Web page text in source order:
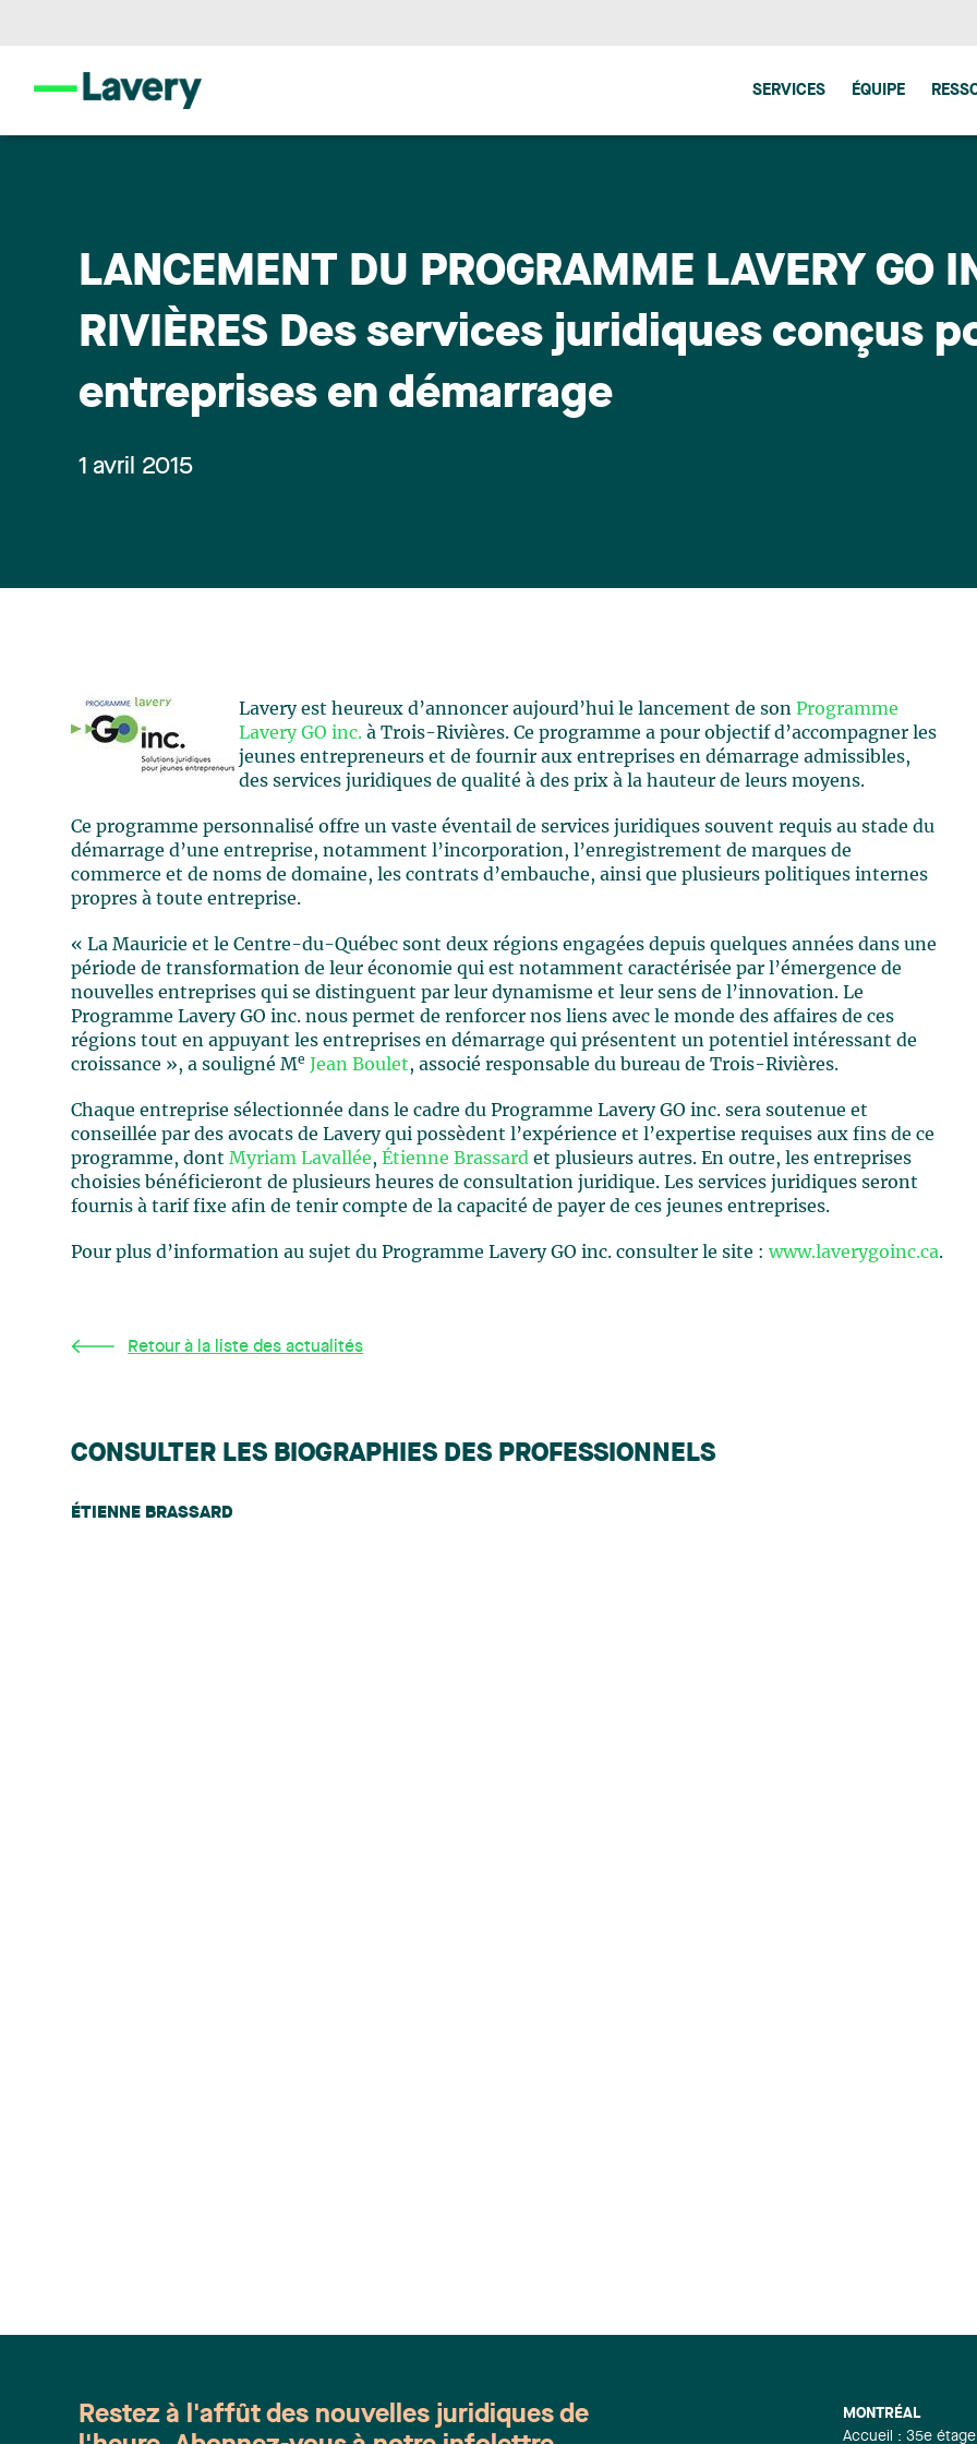
SERVICES ÉQUIPE
LANCEMENT DU PROGRAMME LAVERY GO
RIVIÈRES Des services juridiques conçus
entreprises en démarrage
1 avril 2015
Lavery est heureux d’annoncer aujourd’hui le lancement de son Programme
Lavery GO inc. à Trois-Rivières. Ce programme a pour objectif d’accompagner les
jeunes entrepreneurs et de fournir aux entreprises en démarrage admissibles,
des services juridiques de qualité à des prix à la hauteur de leurs moyens.
Ce programme personnalisé offre un vaste éventail de services juridiques souvent requis au stade du
démarrage d’une entreprise, notamment l’incorporation, l’enregistrement de marques de
commerce et de noms de domaine, les contrats d’embauche, ainsi que plusieurs politiques internes
propres à toute entreprise.
« La Mauricie et le Centre-du-Québec sont deux régions engagées depuis quelques années dans une
période de transformation de leur économie qui est notamment caractérisée par l’émergence de
nouvelles entreprises qui se distinguent par leur dynamisme et leur sens de l’innovation. Le
Programme Lavery GO inc. nous permet de renforcer nos liens avec le monde des affaires de ces
régions tout en appuyant les entreprises en démarrage qui présentent un potentiel intéressant de
croissance », a souligné Me Jean Boulet, associé responsable du bureau de Trois-Rivières.
Chaque entreprise sélectionnée dans le cadre du Programme Lavery GO inc. sera soutenue et
conseillée par des avocats de Lavery qui possèdent l’expérience et l’expertise requises aux fins de ce
programme, dont Myriam Lavallée, Étienne Brassard et plusieurs autres. En outre, les entreprises
choisies bénéficieront de plusieurs heures de consultation juridique. Les services juridiques seront
fournis à tarif fixe afin de tenir compte de la capacité de payer de ces jeunes entreprises.
Pour plus d’information au sujet du Programme Lavery GO inc. consulter le site :www.laverygoinc.ca.
Retour à la liste des actualités
CONSULTER LES BIOGRAPHIES DES PROFESSIONNELS
ÉTIENNE BRASSARD
MONTRÉAL
Accueil : 35e étage
Restez à l'affût des nouvelles juridiques de